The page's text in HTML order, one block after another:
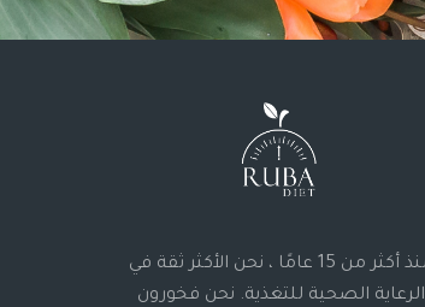
منذ أكثر من 15 عامًا ، نحن الأكثر ثقة في
الرعاية الصحية للتغذية. نحن فخورون